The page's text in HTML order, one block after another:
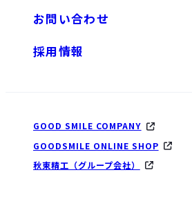
お問い合わせ
採用情報
GOOD SMILE COMPANY
GOODSMILE ONLINE SHOP
秋東精工（グループ会社）